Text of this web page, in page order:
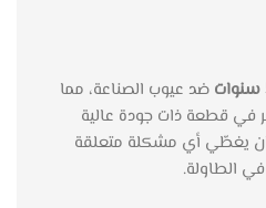
ضد عيوب الصناعة، مما
في قطعة ذات جودة عالية
يغطّي أي مشكلة متعلقة
الطاولة.